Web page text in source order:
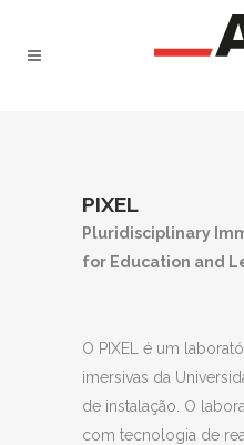
PIXEL
Pluridisciplinary
for Education and
O PIXEL é um
imersivas da
de instalação. O
com tecnologia de